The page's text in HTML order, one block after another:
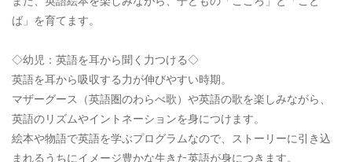
ば」を育てます。
◇幼児：英語を耳から聞く力つける◇
英語を耳から吸収する力が伸びやすい時期。
マザーグース（英語圏のわらべ歌）や英語の歌を楽しみながら、
英語のリズムやイントネーションを身につけます。
絵本や物語で英語を学ぶプログラムなので、ストーリーに引き込
まれるうちにイメージ豊かな生きた英語が身につきます。